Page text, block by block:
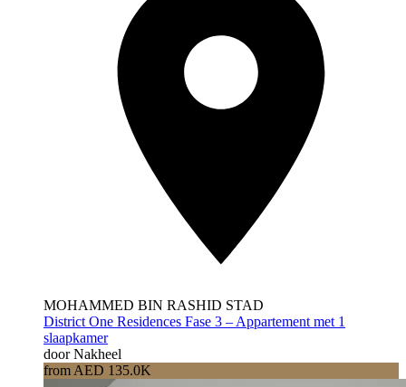
MOHAMMED BIN RASHID STAD
District One Residences Fase 3 – Appartement met 1
slaapkamer
door Nakheel
from AED 135.0K